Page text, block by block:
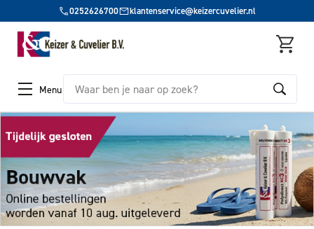
0252626700 klantenservice@keizercuvelier.nl
Menu Zoeken